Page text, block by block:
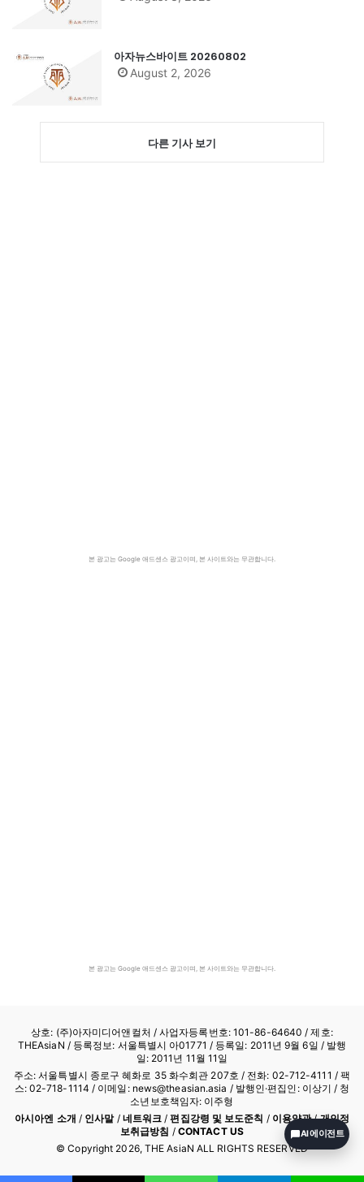
아자뉴스바이트 20260802
August 2, 2026
다른 기사 보기
본 광고는 Google 애드센스 광고이며, 본 사이트와는 무관합니다.
본 광고는 Google 애드센스 광고이며, 본 사이트와는 무관합니다.
상호: (주)아자미디어앤컬처 /사업자등록번호: 101-86-64640 / 제호:
THEAsiaN / 등록정보: 서울특별시 아01771 / 등록일: 2011년 9월 6일 / 발행
일: 2011년 11월 11일
주소: 서울특별시 종로구 혜화로 35 화수회관 207호 / 전화: 02-712-4111 / 팩
스: 02-718-1114 / 이메일: news@theasian.asia / 발행인·편집인: 이상기 / 청
소년보호책임자: 이주형
아시아엔 소개 / 인사말/ 네트워크 /편집강령 및 보도준칙 / 이용약관/개인정
보취급방침 / CONTACT US
© Copyright 2026, THE AsiaN ALL RIGHTS RESERVED
AI 에이전트